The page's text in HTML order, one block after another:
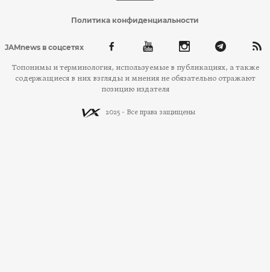
Политика конфиденциальности
JAMnews в соцсетях
Топонимы и терминология, используемые в публикациях, а также
содержащиеся в них взгляды и мнения не обязательно отражают
позицию издателя
2025 - Все права защищены